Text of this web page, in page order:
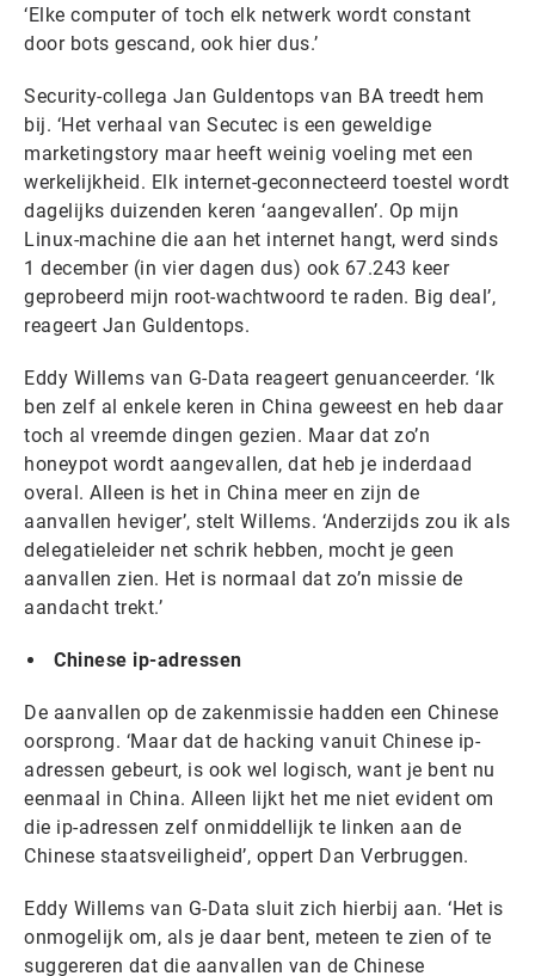
‘Elke computer of toch elk netwerk wordt constant
door bots gescand, ook hier dus.’
Security-collega Jan Guldentops van BA treedt hem
bij. ‘Het verhaal van Secutec is een geweldige
marketingstory maar heeft weinig voeling met een
werkelijkheid. Elk internet-geconnecteerd toestel wordt
dagelijks duizenden keren ‘aangevallen’. Op mijn
Linux-machine die aan het internet hangt, werd sinds
1 december (in vier dagen dus) ook 67.243 keer
geprobeerd mijn root-wachtwoord te raden. Big deal’,
reageert Jan Guldentops.
Eddy Willems van G-Data reageert genuanceerder. ‘Ik
ben zelf al enkele keren in China geweest en heb daar
toch al vreemde dingen gezien. Maar dat zo’n
honeypot wordt aangevallen, dat heb je inderdaad
overal. Alleen is het in China meer en zijn de
aanvallen heviger’, stelt Willems. ‘Anderzijds zou ik als
delegatieleider net schrik hebben, mocht je geen
aanvallen zien. Het is normaal dat zo’n missie de
aandacht trekt.’
Chinese ip-adressen
De aanvallen op de zakenmissie hadden een Chinese
oorsprong. ‘Maar dat de hacking vanuit Chinese ip-
adressen gebeurt, is ook wel logisch, want je bent nu
eenmaal in China. Alleen lijkt het me niet evident om
die ip-adressen zelf onmiddellijk te linken aan de
Chinese staatsveiligheid’, oppert Dan Verbruggen.
Eddy Willems van G-Data sluit zich hierbij aan. ‘Het is
onmogelijk om, als je daar bent, meteen te zien of te
suggereren dat die aanvallen van de Chinese